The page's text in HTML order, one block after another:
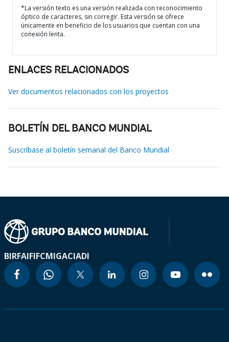
*La versión texto es una versión realizada con reconocimiento
óptico de caracteres, sin corregir. Esta versión se ofrece
únicamente en beneficio de los usuarios que cuentan con una
conexión lenta.
ENLACES RELACIONADOS
Ver documentos relacionados con los proyectos
BOLETÍN DEL BANCO MUNDIAL
Suscríbase al boletín semanal del Banco Mundial
BIRFAIFIFCMIGACIADI